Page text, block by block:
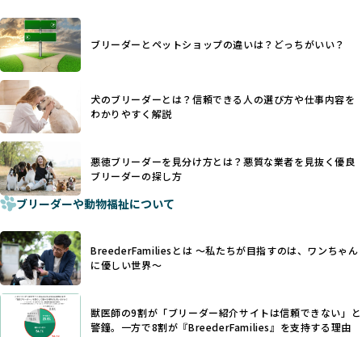
さらに、書類審査のみで掲載が許可されるサイトが多く、実
際の飼育環境やブリーダーの姿勢が見えにくい点も課題で
す。こうしたサイトでは、ブリーダーが記載する情報が主で
あり、実際の現場や日々のケアの状況がわからないため、営
利優先の「悪徳ブリーダー」が含まれるリスクが高まりま
す。
BreederFamiliesでは、ワンちゃんを大切にする「優良ブリ
ーダー」のみを紹介するために、法令を超えた独自の基準を
設け、ブリーダーの理念や飼育環境の厳格なチェックを行っ
ています。
一部の営利優先のブリーディングでは、母犬の出産負担を考
えずに大量繁殖が行われ、親犬が心身ともに疲弊するケース
が見られます。さらに、コストカットのために食事を減らし
たり、栄養のない食事を与える、適切な健康管理が行われな
いなど、ワンちゃんの健康と福祉が犠牲にされることも少な
くありません。
また、健康リスクが予測しづらいミックス犬の繁殖や、愛情
が行き届かない多頭飼育等も問題です。これらのブリーディ
ヨーロッパ諸国ではこうした処置が禁止されている一方で、
日本ではいまだ行われる場合があります。
優良ブリーダーは動物福祉を優先し、ワンちゃんの自然な姿
を大切にするため断尾・断耳を行いません。
一方、営利優先ブリーダーでは「見た目が良く売れやすい」
ことを理由に断尾や断耳を行うことがあり、中には麻酔なし
で処置するケースも見受けられます。
「耳やしっぽを切らない」詳細はこちら
犬種ごとに異なる健康リスクや育て方のポイントを理解し、
適切に対応するためには、深い知識と豊富な経験が欠かせま
せん。現在、犬種は200種類以上あり、それぞれに特有の健康
たとえば、パグは呼吸器系のトラブルを抱えやすく、ラブラ
ドール・レトリバーには股関節形成不全への注意が必要で
す。このような犬種ごとの違いを熟知し、適切なケアを提供
できるかどうかは、ブリーダーの専門性に大きく関わりま
す。
優良ブリーダーは、少数の犬種（一般的に3種以内）に絞って
ブリーダーとペットショップの違いは？どっちがいい？
犬のブリーダーとは？信頼できる人の選び方や仕事内容を
わかりやすく解説
悪徳ブリーダーを見分け方とは？悪質な業者を見抜く優良
ブリーダーの探し方
ブリーダーや動物福祉について
BreederFamiliesとは 〜私たちが目指すのは、ワンちゃん
に優しい世界〜
獣医師の9割が「ブリーダー紹介サイトは信頼できない」と
警鐘。一方で8割が『BreederFamilies』を支持する理由